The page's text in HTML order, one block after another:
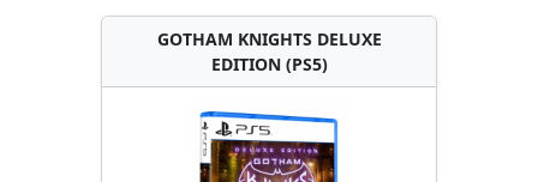
GOTHAM KNIGHTS DELUXE
EDITION (PS5)